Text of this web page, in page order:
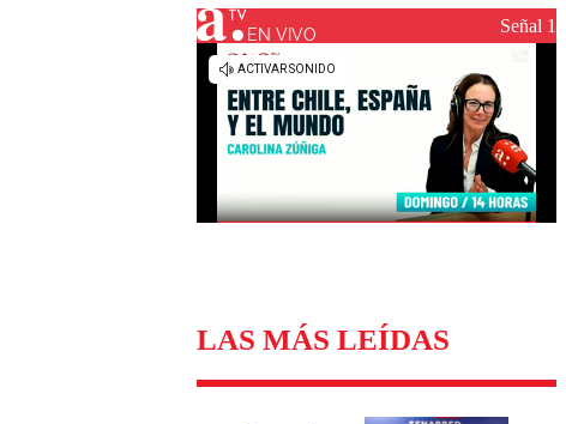
Universidad de Chile
Sustentabilidad
EN VIVO Señal 1
LAS MÁS LEÍDAS